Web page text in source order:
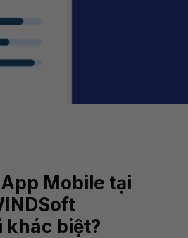
Mobile tại
khác biệt?